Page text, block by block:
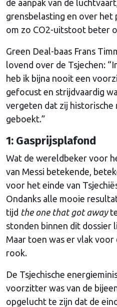
de aanpak van de
grensbelasting en over het
om zo CO2-uitstoot beter
Green Deal-baas Frans
lovend over de Tsjechen:
heb ik bijna nooit een
gefocust en strijdvaardig
vergeten dat zij historische
geboekt.”
1: Gasprijsplafond
Wat de wereldbeker voor
van Messi betekende,
voor het einde van
Ondanks alle mooie
tijd the one that got away
stonden binnen dit dossier
Maar toen was er vlak
rook.
De Tsjechische
voorzitter was van de
opgelucht te zijn dat de